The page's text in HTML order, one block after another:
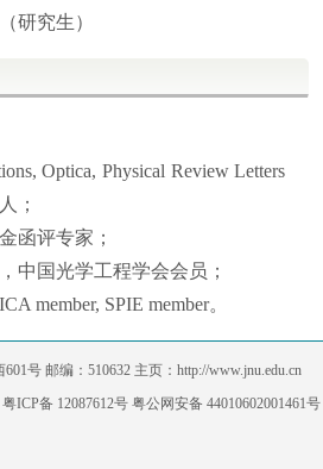
研究生）
Optica, Physical Review Letters
；
函评专家；
中国光学工程学会会员；
member, SPIE member。
号 邮编：510632 主页：http://www.jnu.edu.cn
ICP备 12087612号 粤公网安备 44010602001461号